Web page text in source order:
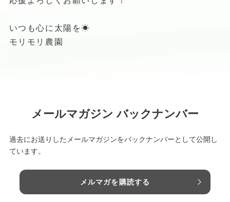
いつも心に太陽を☀
モリモリ農園
メールマガジン バックナンバー
過去にお送りしたメールマガジンをバックナンバーとして公開し
ています。
メルマガを購読する